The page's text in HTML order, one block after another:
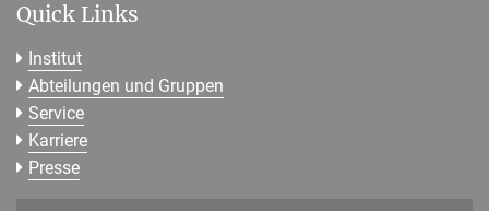
Quick Links
Institut
Abteilungen und Gruppen
Service
Karriere
Presse